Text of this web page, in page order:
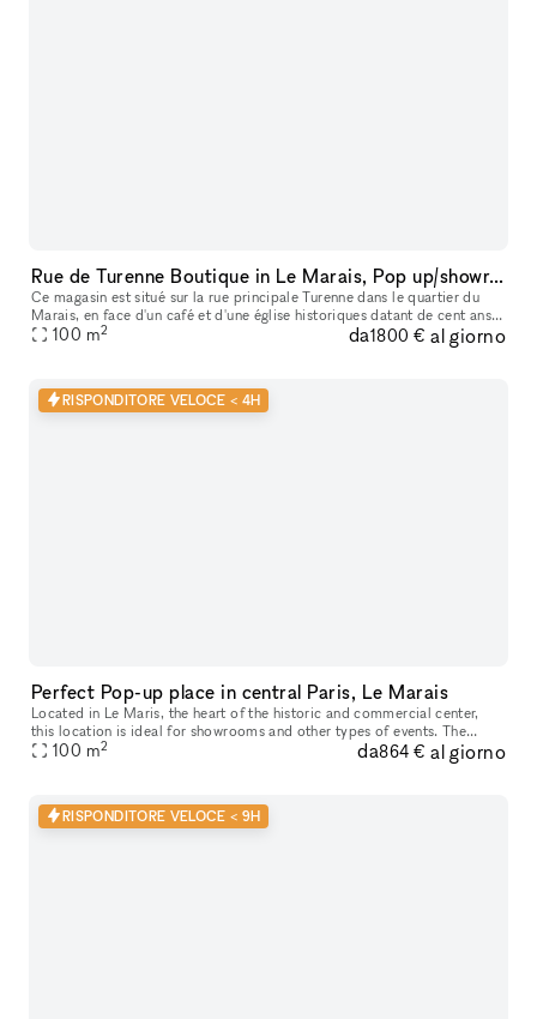
Rue de Turenne Boutique in Le Marais, Pop up/showroom
Ce magasin est situé sur la rue principale Turenne dans le quartier du
Marais, en face d'un café et d'une église historiques datant de cent ans.
Il est également proche de nombreux galeries d'art ren
100 m2 da1800 € al giorno
RISPONDITORE VELOCE < 4H
Perfect Pop-up place in central Paris, Le Marais
Located in Le Maris, the heart of the historic and commercial center,
this location is ideal for showrooms and other types of events. The
space is spread over two levels. On the ground floor, a 30m2
100 m2 da864 € al giorno
RISPONDITORE VELOCE < 9H